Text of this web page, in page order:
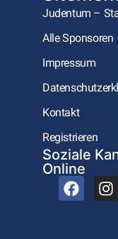
Judentum –
Alle Sponsoren
Impressum
Kontakt
Registrieren
Soziale
Online